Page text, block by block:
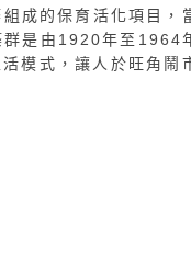
成的保育活化項目，
是由1920年至1964
模式，讓人於旺角鬧